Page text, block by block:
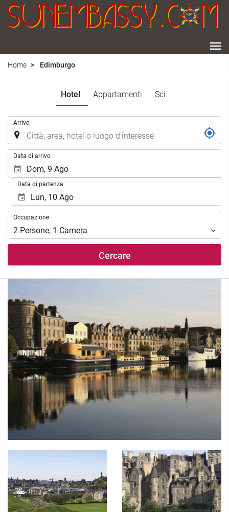
Home Edimburgo
Hotel Appartamenti Sci
Arrivo
Data di arrivo
Data di partenza
Occupazione
Occupazione
2 Persone, 1 Camera
Cercare